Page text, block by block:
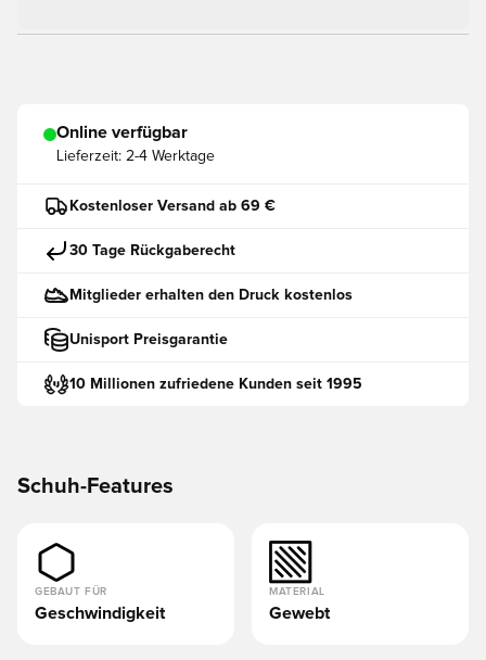
Online verfügbar
Lieferzeit: 2-4 Werktage
Kostenloser Versand ab 69 €
30 Tage Rückgaberecht
Mitglieder erhalten den Druck kostenlos
Unisport Preisgarantie
10 Millionen zufriedene Kunden seit 1995
Schuh-Features
GEBAUT FÜR
Geschwindigkeit
MATERIAL
Gewebt